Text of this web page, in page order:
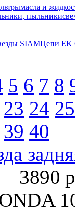
масла и
пыльники
SIAMЦепи EK
5 6 7 8
23 24 25
39 40
3890